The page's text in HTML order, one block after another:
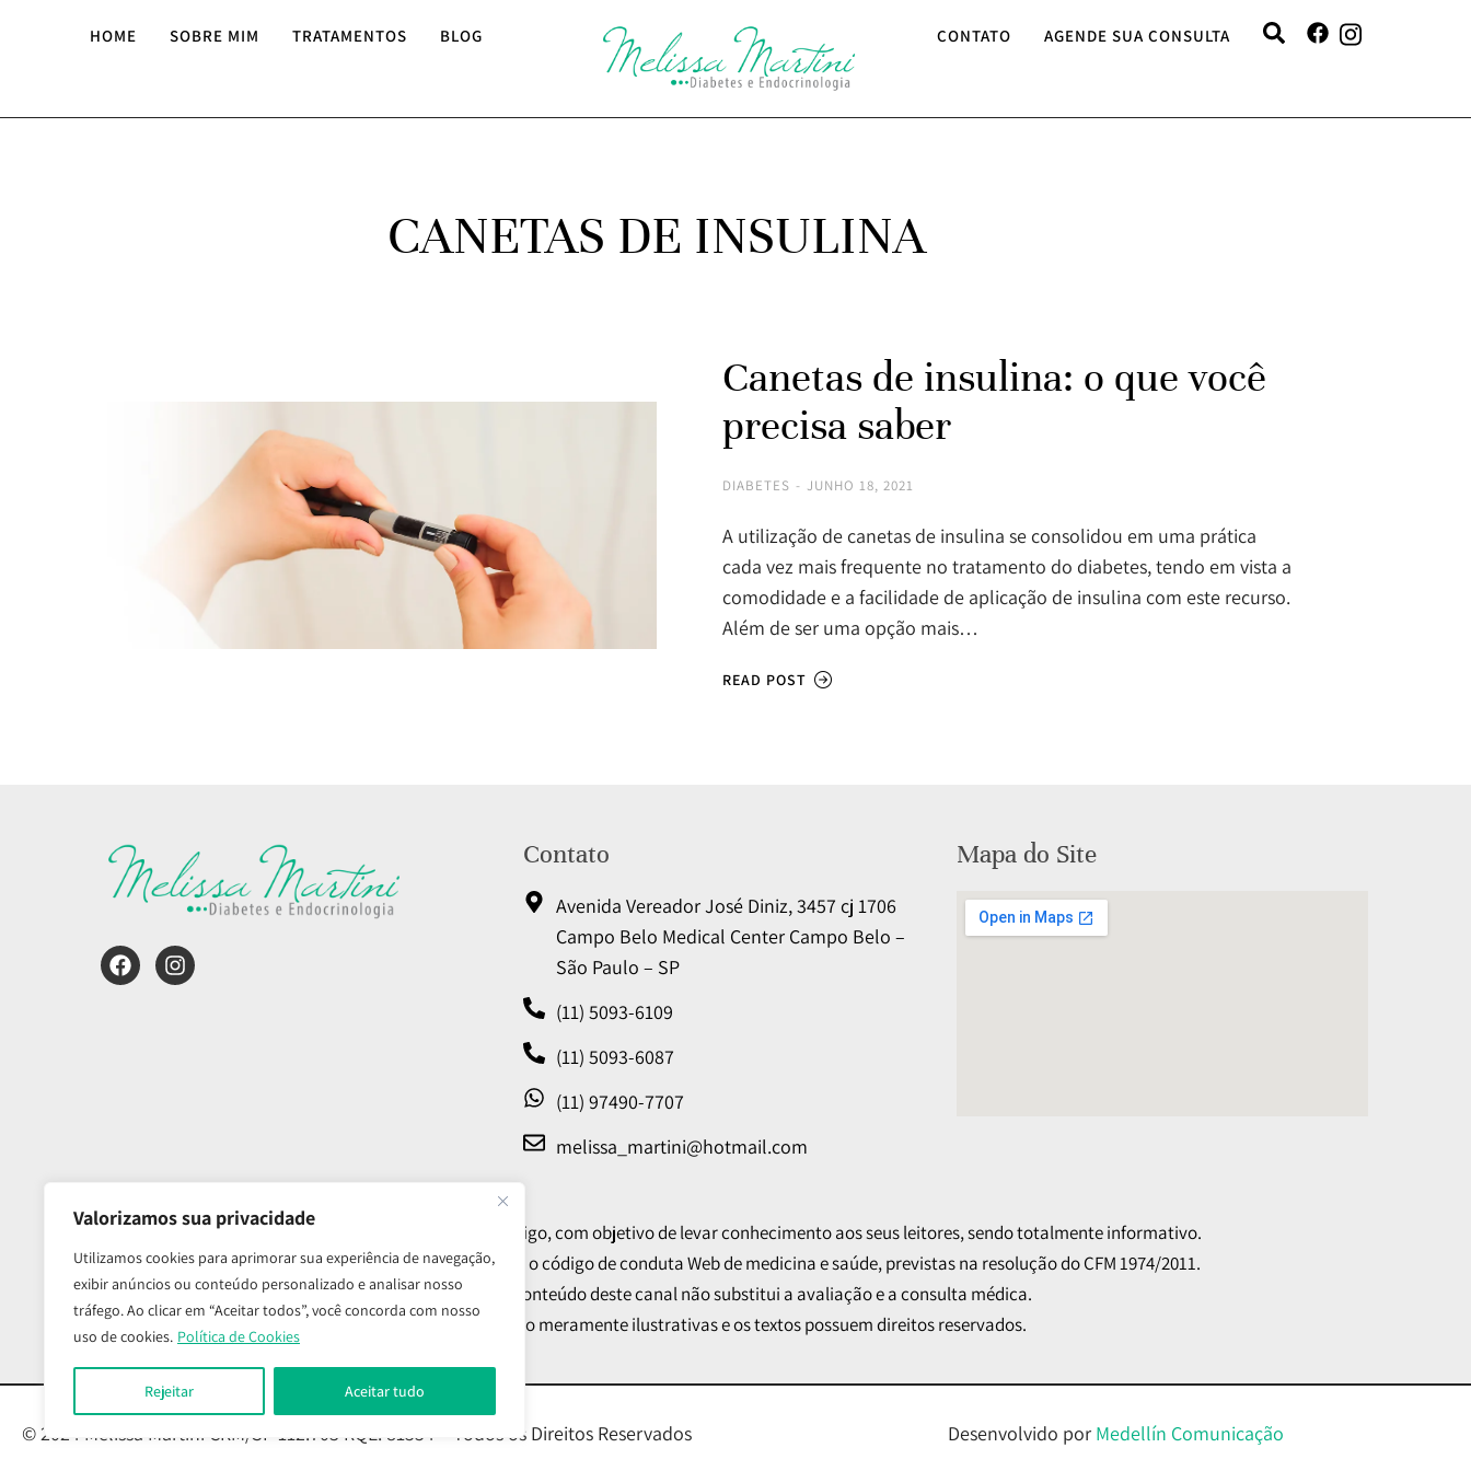
Valorizamos sua privacidade
Utilizamos cookies para aprimorar sua experiência de navegação,
exibir anúncios ou conteúdo personalizado e analisar nosso
tráfego. Ao clicar em “Aceitar todos”, você concorda com nosso
uso de cookies. Política de Cookies
Rejeitar Aceitar tudo
HOME SOBRE MIM TRATAMENTOS BLOG CONTATO AGENDE SUA CONSULTA
CANETAS DE INSULINA
Canetas de insulina: o que você
precisa saber
DIABETES JUNHO 18, 2021
A utilização de canetas de insulina se consolidou em uma prática
cada vez mais frequente no tratamento do diabetes, tendo em vista a
comodidade e a facilidade de aplicação de insulina com este recurso.
Além de ser uma opção mais…
READ POST
Contato
Avenida Vereador José Diniz, 3457 cj 1706
Campo Belo Medical Center Campo Belo –
São Paulo – SP
(11) 5093-6109
(11) 5093-6087
(11) 97490-7707
melissa_martini@hotmail.com
Mapa do Site
Este site é orientado ao público leigo, com objetivo de levar conhecimento aos seus leitores, sendo totalmente informativo.
O site também segue as normas e o código de conduta Web de medicina e saúde, previstas na resolução do CFM 1974/2011.
Qualquer conteúdo deste canal não substitui a avaliação e a consulta médica.
As fotos são meramente ilustrativas e os textos possuem direitos reservados.
© 2024 Melissa Martini CRM/SP 112.703 RQE: 81554 – Todos os Direitos Reservados Desenvolvido por Medellín Comunicação